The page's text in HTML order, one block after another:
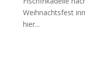
Weihnachtsfest
hier...